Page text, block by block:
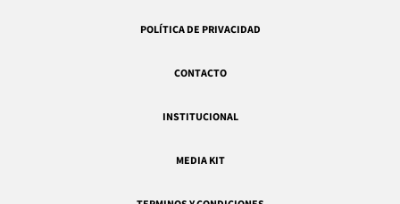
POLÍTICA DE PRIVACIDAD
CONTACTO
INSTITUCIONAL
MEDIA KIT